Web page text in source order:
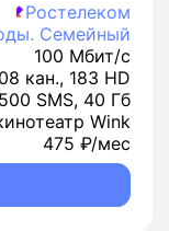
Ростелеком
Семейный
100 Мбит/с
кан., 183 HD
SMS, 40 Гб
Wink
475 ₽/мес